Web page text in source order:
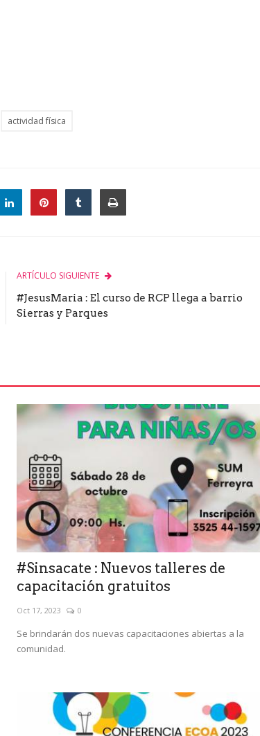
actividad física
ARTÍCULO SIGUIENTE
#JesusMaria : El curso de RCP llega a barrio
Sierras y Parques
#Sinsacate : Nuevos talleres de
capacitación gratuitos
Oct 17, 2023 0
Se brindarán dos nuevas capacitaciones abiertas a la
comunidad.